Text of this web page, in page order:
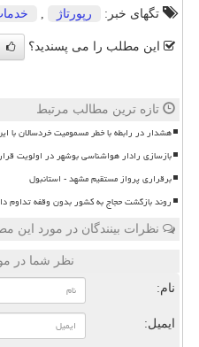
تگهای خبر:
رپورتاژ
این مطلب را می پسندید؟
تازه ترین مطالب مرتبط
هشدار در رابطه با خطر مسمومیت خردسالان با
بازسازی رادار هواشناسی بوشهر در اولویت
برقراری پرواز مستقیم مشهد - استانبول
روند بازگشت حجاج به کشور بدون وقفه تداوم
نظرات بینندگان در مورد این
نظر شما در
نام:
ایمیل: